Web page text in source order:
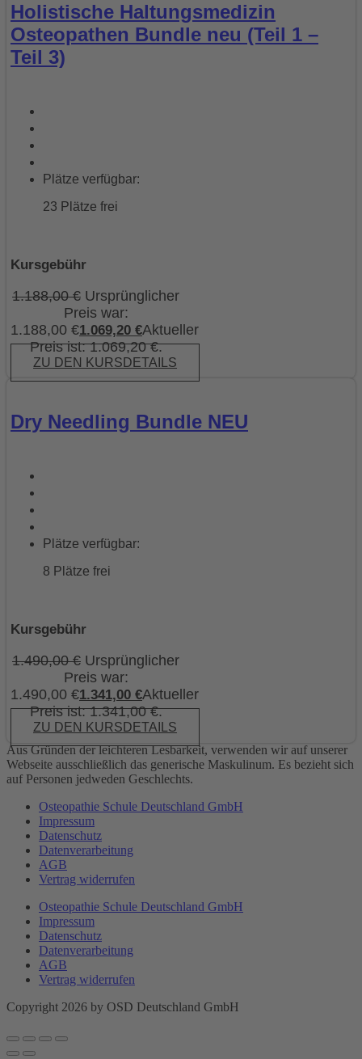
Holistische Haltungsmedizin
Osteopathen Bundle neu (Teil 1 –
Teil 3)
Plätze verfügbar:
23 Plätze frei
Kursgebühr
1.188,00€ Ursprünglicher
Preis war:
1.188,00 €1.069,20 €Aktueller
Preis ist: 1.069,20 €.
ZU DEN KURSDETAILS
Dry Needling Bundle NEU
Plätze verfügbar:
8 Plätze frei
Kursgebühr
1.490,00€ Ursprünglicher
Preis war:
1.490,00 €1.341,00 €Aktueller
Preis ist: 1.341,00 €.
ZU DEN KURSDETAILS
Aus Gründen der leichteren Lesbarkeit, verwenden wir auf unserer
Webseite ausschließlich das generische Maskulinum. Es bezieht sich
auf Personen jedweden Geschlechts.
Osteopathie Schule Deutschland GmbH
Impressum
Datenschutz
Datenverarbeitung
AGB
Vertrag widerrufen
Osteopathie Schule Deutschland GmbH
Impressum
Datenschutz
Datenverarbeitung
AGB
Vertrag widerrufen
Copyright 2026 by OSD Deutschland GmbH